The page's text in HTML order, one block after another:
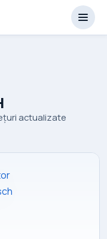
actualizate